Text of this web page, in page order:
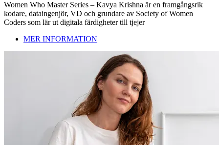
Women Who Master Series – Kavya Krishna är en framgångsrik
kodare, dataingenjör, VD och grundare av Society of Women
Coders som lär ut digitala färdigheter till tjejer
MER INFORMATION